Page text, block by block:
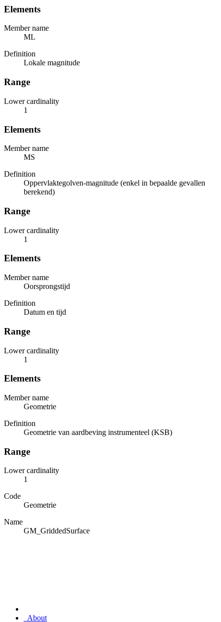
Elements
Member name
ML
Definition
Lokale magnitude
Range
Lower cardinality
1
Elements
Member name
MS
Definition
Oppervlaktegolven-magnitude (enkel in bepaalde gevallen
berekend)
Range
Lower cardinality
1
Elements
Member name
Oorsprongstijd
Definition
Datum en tijd
Range
Lower cardinality
1
Elements
Member name
Geometrie
Definition
Geometrie van aardbeving instrumenteel (KSB)
Range
Lower cardinality
1
Code
Geometrie
Name
GM_GriddedSurface
About